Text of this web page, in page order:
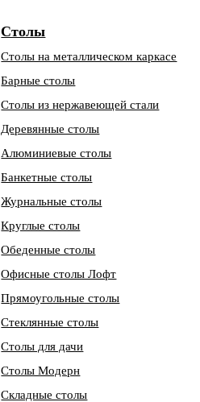
Столы
Столы на металлическом каркасе
Барные столы
Столы из нержавеющей стали
Деревянные столы
Алюминиевые столы
Банкетные столы
Журнальные столы
Круглые столы
Обеденные столы
Офисные столы Лофт
Прямоугольные столы
Стеклянные столы
Столы для дачи
Столы Модерн
Складные столы